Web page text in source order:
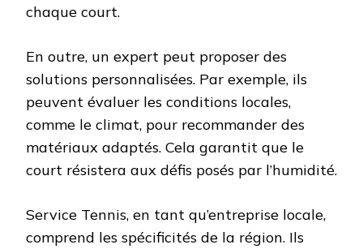
chaque court.
En outre, un expert peut proposer des
solutions personnalisées. Par exemple, ils
peuvent évaluer les conditions locales,
comme le climat, pour recommander des
matériaux adaptés. Cela garantit que le
court résistera aux défis posés par l’humidité.
Service Tennis, en tant qu’entreprise locale,
comprend les spécificités de la région. Ils